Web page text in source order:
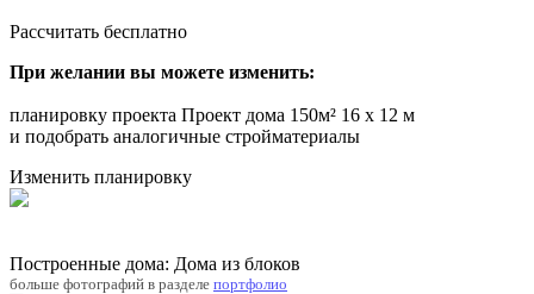
Рассчитать бесплатно
При желании вы можете изменить:
планировку проекта Проект дома 150м² 16 x 12 м
и подобрать аналогичные стройматериалы
Изменить планировку
Построенные дома: Дома из блоков
больше фотографий в разделе портфолио